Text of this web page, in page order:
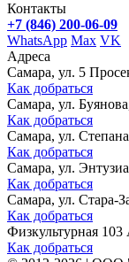
Контакты
+7 (846) 200-06-09
WhatsApp Max VK
Адреса
Самара, ул. 5
Как добраться
Самара, ул.
Как добраться
Самара, ул.
Как добраться
Самара, ул.
Как добраться
Самара, ул. Стара-
Как добраться
Физкультурная 103
Как добраться